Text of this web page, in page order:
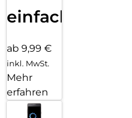
einfach
ab 9,99 €
inkl. MwSt.
Mehr
erfahren